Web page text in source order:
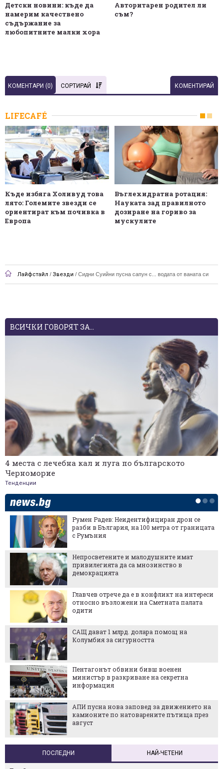
Детски новини: къде да
намерим качествено
съдържание за
любопитните малки хора
Авторитарен родител ли
съм?
КОМЕНТАРИ (0) СОРТИРАЙ КОМЕНТИРАЙ
LIFECAFÉ
Къде избяга Холивуд това
лято: Големите звезди се
ориентират към почивка в
Европа
Въглехидратна ротация:
Науката зад правилното
дозиране на гориво за
мускулите
Лайфстайл / Звезди / Сидни Суийни пусна сапун с... водата от ваната си
ВСИЧКИ ГОВОРЯТ ЗА...
4 места с лечебна кал и луга по българското
Черноморие
Тенденции
Румен Радев: Неидентифициран дрон се
разби в България, на 100 метра от границата
с Румъния
Непросветените и малодушните имат
привилегията да са мнозинство в
демокрацията
Главчев отрече да е в конфликт на интереси
относно възложени на Сметната палата
одити
САЩ дават 1 млрд. долара помощ на
Колумбия за сигурността
Пентагонът обвини бивш военен
министър в разкриване на секретна
информация
АПИ пусна нова заповед за движението на
камионите по натоварените пътища през
август
ПОСЛЕДНИ НАЙ-ЧЕТЕНИ